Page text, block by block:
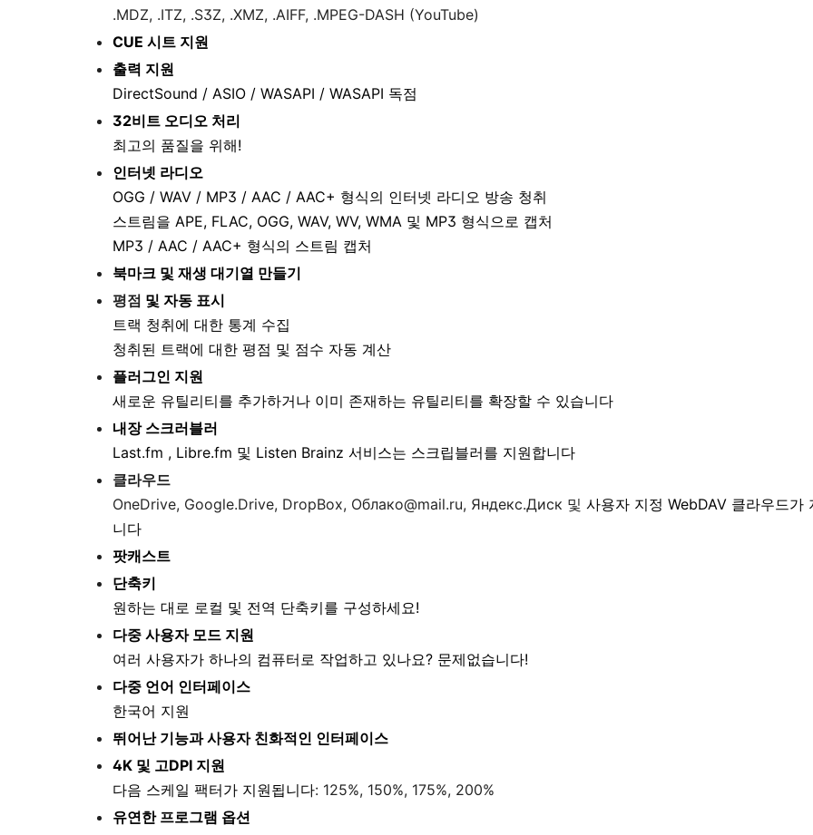
.MDZ, .ITZ, .S3Z, .XMZ, .AIFF, .MPEG-DASH (YouTube)
CUE 시트 지원
출력 지원
DirectSound / ASIO / WASAPI / WASAPI 독점
32비트 오디오 처리
최고의 품질을 위해!
인터넷 라디오
OGG / WAV / MP3 / AAC / AAC+ 형식의 인터넷 라디오 방송 청취
스트림을 APE, FLAC, OGG, WAV, WV, WMA 및 MP3 형식으로 캡처
MP3 / AAC / AAC+ 형식의 스트림 캡처
북마크 및 재생 대기열 만들기
평점 및 자동 표시
트랙 청취에 대한 통계 수집
청취된 트랙에 대한 평점 및 점수 자동 계산
플러그인 지원
새로운 유틸리티를 추가하거나 이미 존재하는 유틸리티를 확장할 수 있습니다
내장 스크러블러
Last.fm , Libre.fm 및 Listen Brainz 서비스는 스크립블러를 지원합니다
클라우드
OneDrive, Google.Drive, DropBox, Облако@mail.ru, Яндекс.Диск 및 사용자 지정 WebDAV 클라우드가
니다
팟캐스트
단축키
원하는 대로 로컬 및 전역 단축키를 구성하세요!
다중 사용자 모드 지원
여러 사용자가 하나의 컴퓨터로 작업하고 있나요? 문제없습니다!
다중 언어 인터페이스
한국어 지원
뛰어난 기능과 사용자 친화적인 인터페이스
4K 및 고DPI 지원
다음 스케일 팩터가 지원됩니다: 125%, 150%, 175%, 200%
유연한 프로그램 옵션